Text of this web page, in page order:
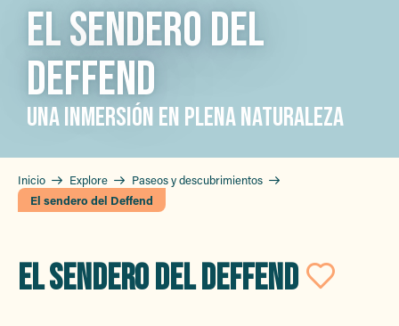
EL SENDERO DEL
DEFFEND
UNA INMERSIÓN EN PLENA NATURALEZA
Inicio Explore
Paseos y descubrimientos
El sendero del Deffend
EL SENDERO DEL DEFFEND